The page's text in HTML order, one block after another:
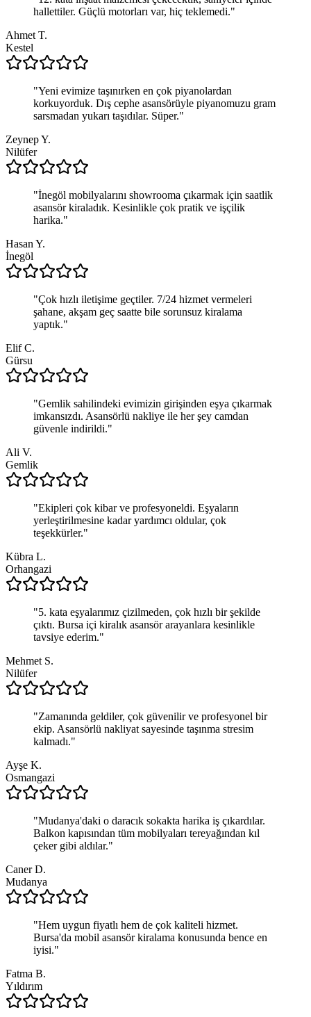
hallettiler. Güçlü motorları var, hiç teklemedi."
Ahmet T.
Kestel
"Yeni evimize taşınırken en çok piyanolardan
korkuyorduk. Dış cephe asansörüyle piyanomuzu gram
sarsmadan yukarı taşıdılar. Süper."
Zeynep Y.
Nilüfer
"İnegöl mobilyalarını showrooma çıkarmak için saatlik
asansör kiraladık. Kesinlikle çok pratik ve işçilik
harika."
Hasan Y.
İnegöl
"Çok hızlı iletişime geçtiler. 7/24 hizmet vermeleri
şahane, akşam geç saatte bile sorunsuz kiralama
yaptık."
Elif C.
Gürsu
"Gemlik sahilindeki evimizin girişinden eşya çıkarmak
imkansızdı. Asansörlü nakliye ile her şey camdan
güvenle indirildi."
Ali V.
Gemlik
"Ekipleri çok kibar ve profesyoneldi. Eşyaların
yerleştirilmesine kadar yardımcı oldular, çok
teşekkürler."
Kübra L.
Orhangazi
"5. kata eşyalarımız çizilmeden, çok hızlı bir şekilde
çıktı. Bursa içi kiralık asansör arayanlara kesinlikle
tavsiye ederim."
Mehmet S.
Nilüfer
"Zamanında geldiler, çok güvenilir ve profesyonel bir
ekip. Asansörlü nakliyat sayesinde taşınma stresim
kalmadı."
Ayşe K.
Osmangazi
"Mudanya'daki o daracık sokakta harika iş çıkardılar.
Balkon kapısından tüm mobilyaları tereyağından kıl
çeker gibi aldılar."
Caner D.
Mudanya
"Hem uygun fiyatlı hem de çok kaliteli hizmet.
Bursa'da mobil asansör kiralama konusunda bence en
iyisi."
Fatma B.
Yıldırım